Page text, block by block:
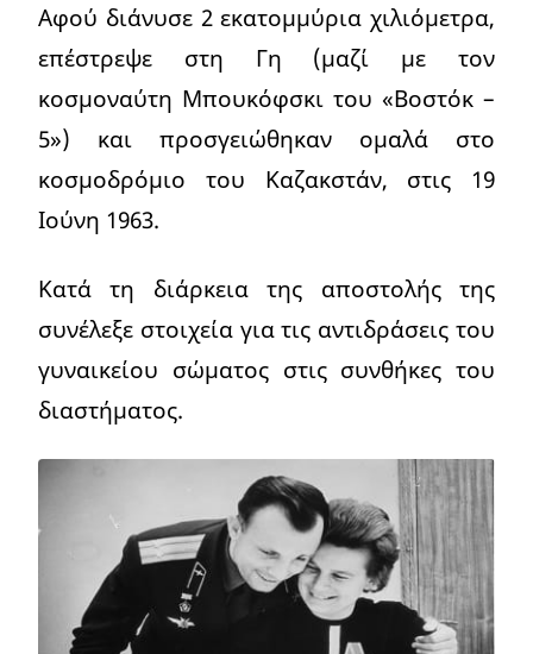
Αφού διάνυσε 2 εκατομμύρια χιλιόμετρα,
επέστρεψε στη Γη (μαζί με τον
κοσμοναύτη Μπουκόφσκι του «Βοστόκ –
5») και προσγειώθηκαν ομαλά στο
κοσμοδρόμιο του Καζακστάν, στις 19
Ιούνη 1963.
Κατά τη διάρκεια της αποστολής της
συνέλεξε στοιχεία για τις αντιδράσεις του
γυναικείου σώματος στις συνθήκες του
διαστήματος.